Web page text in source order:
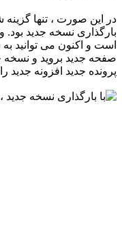
است و اکنون می توانید
صفحه جدید بروید و نسخه
پرونده جدید افزونه جدید